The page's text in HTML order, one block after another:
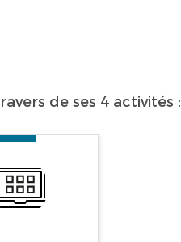
de ses 4 activités :